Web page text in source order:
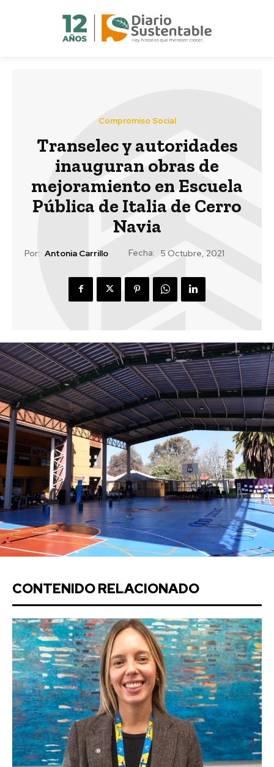
Compromiso Social
Transelec y autoridades
inauguran obras de
mejoramiento en Escuela
Pública de Italia de Cerro
Navia
Por: Antonia Carrillo Fecha: 5 Octubre, 2021
CONTENIDO RELACIONADO